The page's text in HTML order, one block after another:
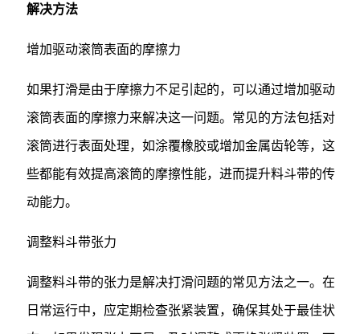
解决方法
增加驱动滚筒表面的摩擦力
如果打滑是由于摩擦力不足引起的，可以通过增加驱动
滚筒表面的摩擦力来解决这一问题。常见的方法包括对
滚筒进行表面处理，如涂覆橡胶或增加金属齿轮等，这
些都能有效提高滚筒的摩擦性能，进而提升料斗带的传
动能力。
调整料斗带张力
调整料斗带的张力是解决打滑问题的常见方法之一。在
日常运行中，应定期检查张紧装置，确保其处于最佳状